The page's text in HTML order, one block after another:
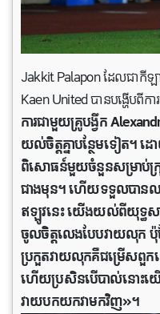
Jakkit Palapon ដែលជាកី
Kaen United បានបង្ហើបពីកា
ការជាមួយគ្រូបង្វឹក
យល់ចិត្តគ្នាបន្ថែមទៀត។
ពិសោធន៍មួយចំនួនសម្រាប់ក្រុម
ជាងមុន។ ហើយទទួលបានល
ឥឡូវនេះ យើងយល់ពីយុទ្ធស
ចូលចិត្តលេងបែបវាយលុក ប៉ុន្
ប្រកួតវាយលុកគឺជម្រើសពួកយើ
ហើយប្រសិនបើបាល់នោះយ
វាយបកយកវាមកវិញ»។